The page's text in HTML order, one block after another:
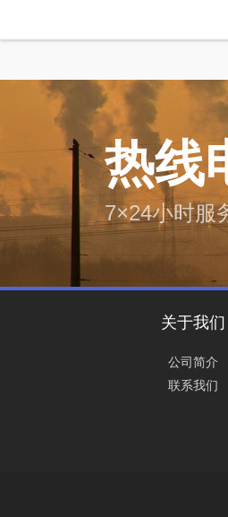
热线
7×24小时服
关于我们
公司简介
联系我们